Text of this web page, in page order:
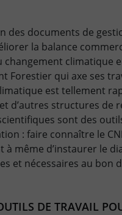
des documents de
la balance
changement climatique
Forestier qui axe ses
est tellement
et d’autres structures
sont des
: faire connaître le
à même d’instaurer le
et nécessaires au bon
DE TRAVAIL